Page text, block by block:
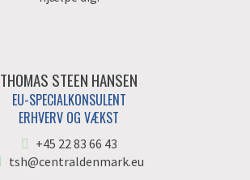
THOMAS STEEN HANSEN
EU-SPECIALKONSULENT
ERHVERV OG VÆKST
+45 22 83 66 43
tsh@centraldenmark.eu